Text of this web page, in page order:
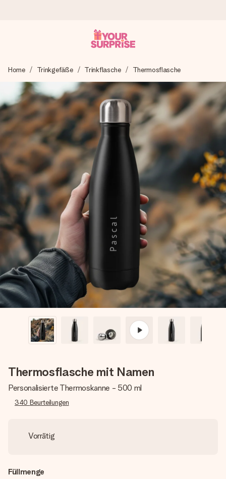
Wir bereiten dein Geschenk sorgfältig vor und schicken es
blitzschnell – damit du es genau zum richtigen Zeitpunkt
überreichen kannst, wenn es am meisten zählt.
4,8 (basierend auf +15.000 Bewertungen)
Unsere Geschenke begeistern. Kunden bewerten uns mit
4,8 bei Google Reviews (Gesamtergebnis aller Länder, in
die wir versenden).
Mit Liebe gemacht, im Handumdrehen
Erstelle etwas Einzigartiges in wenigen Schritten – mit
ihrem Namen, deinem Foto oder einer Nachricht von
Herzen. Kein Stress, nur pure Liebe für den perfekten
Moment.
Home Trinkgefäße Trinkflasche Thermosflasche
Thermosflasche mit Namen
Personalisierte Thermoskanne - 500 ml
340 Beurteilungen
Vorrätig
Füllmenge